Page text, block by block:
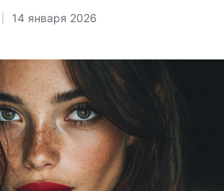
14 января 2026